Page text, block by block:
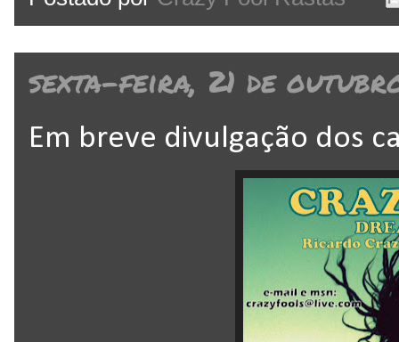
sexta-feira, 21 de
Em breve divulgação dos